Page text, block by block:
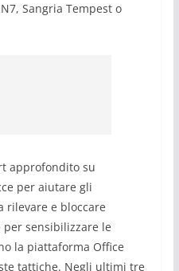
Sangria Tempest o
approfondito su
per aiutare gli
rilevare e bloccare
sensibilizzare le
la piattaforma Office
tattiche. Negli ultimi tre